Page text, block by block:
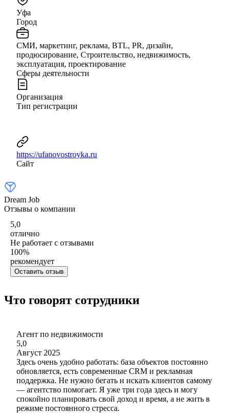
Уфа
Город
СМИ, маркетинг, реклама, BTL, PR, дизайн,
продюсирование, Строительство, недвижимость,
эксплуатация, проектирование
Сферы деятельности
Организация
Тип регистрации
https://ufanovostroyka.ru
Сайт
Dream Job
Отзывы о компании
5,0
отлично
Не работает с отзывами
100%
рекомендует
Оставить отзыв
Что говорят сотрудники
Агент по недвижимости
5,0
Август 2025
Здесь очень удобно работать: база объектов постоянно
обновляется, есть современные CRM и рекламная
поддержка. Не нужно бегать и искать клиентов самому
— агентство помогает. Я уже три года здесь и могу
спокойно планировать свой доход и время, а не жить в
режиме постоянного стресса.